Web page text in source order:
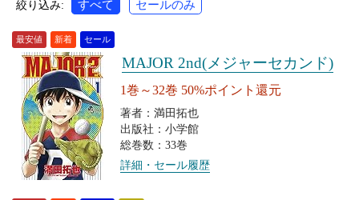
絞り込み: すべて セールのみ
最安値 新着 セール
MAJOR 2nd(メジャーセカンド)
1巻～32巻 50%ポイント還元
著者：満田拓也
出版社：小学館
総巻数：33巻
詳細・セール履歴